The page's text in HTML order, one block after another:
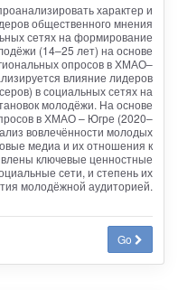
характер и
общественного мнения
сетях на формирование
(14–25 лет) на основе
опросов в ХМАО–
влияние лидеров
в социальных сетях на
молодёжи. На основе
в ХМАО – Югре (2020–
вовлечённости молодых
медиа и их отношения к
ключевые ценностные
сети, и степень их
молодёжной аудиторией.
Go